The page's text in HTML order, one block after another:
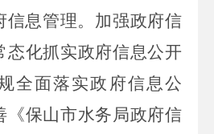
信息管理。 加强政府信
态化抓实政府信息公开
全面落实政府信息公
《保山市水务局政府信